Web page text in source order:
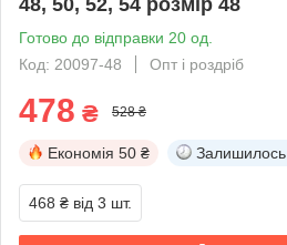
Готово до відправки 20 од.
Код: 20097-48
Опт і роздріб
478 ₴ 528 ₴
Економія 50 ₴ Залишилось
468 ₴ від 3 шт.